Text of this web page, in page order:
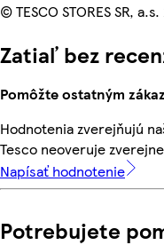
© TESCO STORES SR,
Zatiaľ bez
Pomôžte ostatným
Hodnotenia zverejňujú
Tesco neoveruje
Napísať hodnotenie
Potrebujete